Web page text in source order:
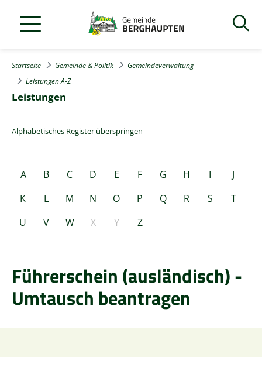
Startseite Gemeinde & Politik
Gemeindeverwaltung
Leistungen A-Z
Leistungen
Alphabetisches Register überspringen
A B C D E F G H I
J
K
L M N O P Q R S
T
U
V W X Y Z
Führerschein (ausländisch) -
Umtausch beantragen